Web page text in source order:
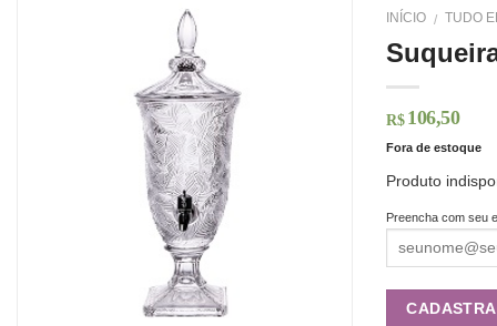
INÍCIO / TUDO
R$ 106,50
Fora de estoque
Produto
Preencha com seu